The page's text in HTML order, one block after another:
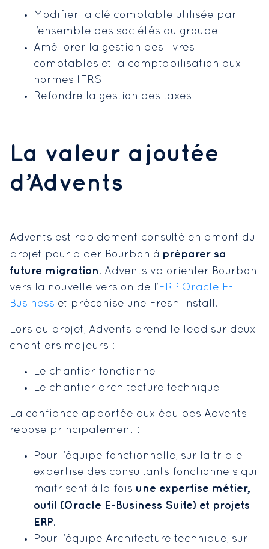
Modifier la clé comptable utilisée par
l’ensemble des sociétés du groupe
Améliorer la gestion des livres
comptables et la comptabilisation aux
normes IFRS
Refondre la gestion des taxes
La valeur ajoutée
d’Advents
Advents est rapidement consulté en amont du
projet pour aider Bourbon à préparer sa
future migration. Advents va orienter Bourbon
vers la nouvelle version de l’ ERP Oracle E-
Business et préconise une Fresh Install.
Lors du projet, Advents prend le lead sur deux
chantiers majeurs :
Le chantier fonctionnel
Le chantier architecture technique
La confiance apportée aux équipes Advents
repose principalement :
Pour l’équipe fonctionnelle, sur la triple
expertise des consultants fonctionnels qui
maitrisent à la fois une expertise métier,
outil (Oracle E-Business Suite) et projets
ERP.
Pour l’équipe Architecture technique, sur